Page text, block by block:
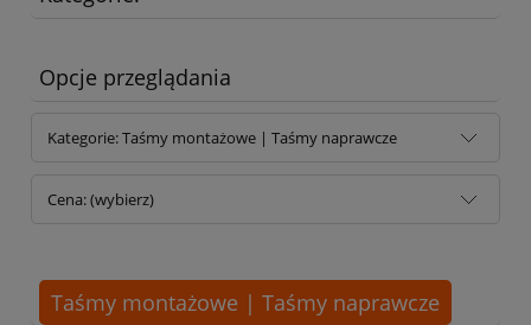
Opcje przeglądania
Kategorie: Taśmy montażowe | Taśmy naprawcze
Cena: (wybierz)
Taśmy montażowe | Taśmy naprawcze